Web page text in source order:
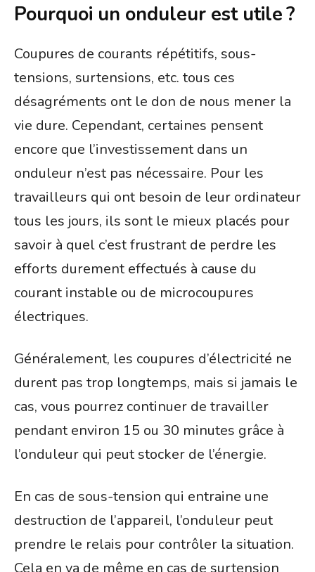
Pourquoi un onduleur est utile ?
Coupures de courants répétitifs, sous-
tensions, surtensions, etc. tous ces
désagréments ont le don de nous mener la
vie dure. Cependant, certaines pensent
encore que l’investissement dans un
onduleur n’est pas nécessaire. Pour les
travailleurs qui ont besoin de leur ordinateur
tous les jours, ils sont le mieux placés pour
savoir à quel c’est frustrant de perdre les
efforts durement effectués à cause du
courant instable ou de microcoupures
électriques.
Généralement, les coupures d’électricité ne
durent pas trop longtemps, mais si jamais le
cas, vous pourrez continuer de travailler
pendant environ 15 ou 30 minutes grâce à
l’onduleur qui peut stocker de l’énergie.
En cas de sous-tension qui entraine une
destruction de l’appareil, l’onduleur peut
prendre le relais pour contrôler la situation.
Cela en va de même en cas de surtension